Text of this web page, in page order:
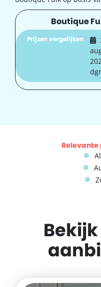
Boutique
Prijzen vergelijken